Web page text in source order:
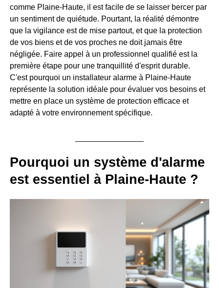
comme Plaine-Haute, il est facile de se laisser bercer par
un sentiment de quiétude. Pourtant, la réalité démontre
que la vigilance est de mise partout, et que la protection
de vos biens et de vos proches ne doit jamais être
négligée. Faire appel à un professionnel qualifié est la
première étape pour une tranquillité d'esprit durable.
C'est pourquoi un installateur alarme à Plaine-Haute
représente la solution idéale pour évaluer vos besoins et
mettre en place un système de protection efficace et
adapté à votre environnement spécifique.
Pourquoi un système d'alarme
est essentiel à Plaine-Haute ?